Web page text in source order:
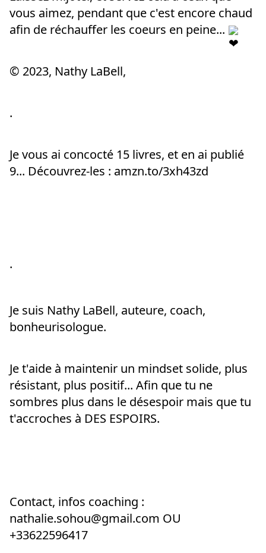
vous aimez, pendant que c'est encore chaud
afin de réchauffer les coeurs en peine...
© 2023, Nathy LaBell,
.
Je vous ai concocté 15 livres, et en ai publié
9... Découvrez-les : amzn.to/3xh43zd
.
Je suis Nathy LaBell, auteure, coach,
bonheurisologue.
Je t'aide à maintenir un mindset solide, plus
résistant, plus positif... Afin que tu ne
sombres plus dans le désespoir mais que tu
t'accroches à DES ESPOIRS.
Contact, infos coaching :
nathalie.sohou@gmail.com OU
+33622596417